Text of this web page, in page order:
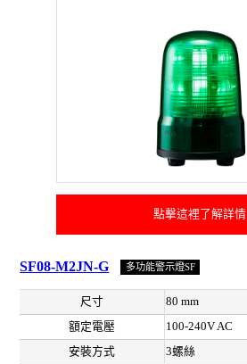
點擊這裡了解詳情
SF08-M2JN-G 多功能警示燈SF
尺寸
80 mm
額定電壓
100-240V AC
安裝方式
3螺絲